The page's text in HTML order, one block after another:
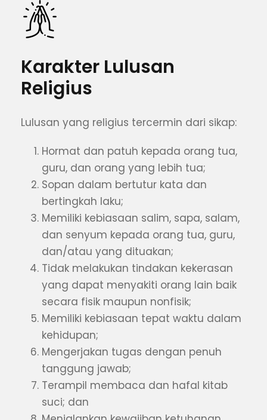
Karakter Lulusan
Religius
Lulusan yang religius tercermin dari sikap:
Hormat dan patuh kepada orang tua,
guru, dan orang yang lebih tua;
Sopan dalam bertutur kata dan
bertingkah laku;
Memiliki kebiasaan salim, sapa, salam,
dan senyum kepada orang tua, guru,
dan/atau yang dituakan;
Tidak melakukan tindakan kekerasan
yang dapat menyakiti orang lain baik
secara fisik maupun nonfisik;
Memiliki kebiasaan tepat waktu dalam
kehidupan;
Mengerjakan tugas dengan penuh
tanggung jawab;
Terampil membaca dan hafal kitab
suci; dan